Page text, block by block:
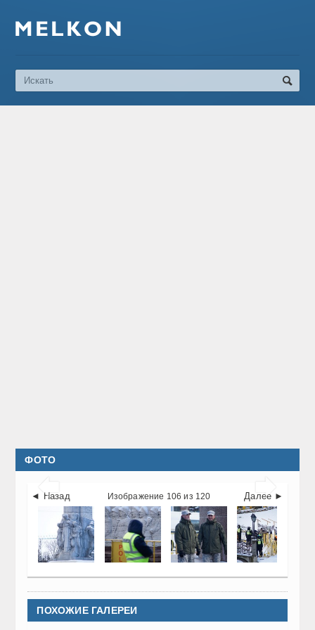
ФОТО
 
◄ Назад Далее ►
Изображение 106 из 120
ПОХОЖИЕ ГАЛЕРЕИ